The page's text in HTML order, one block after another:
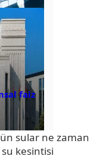
faiz
sular ne zaman
kesintisi